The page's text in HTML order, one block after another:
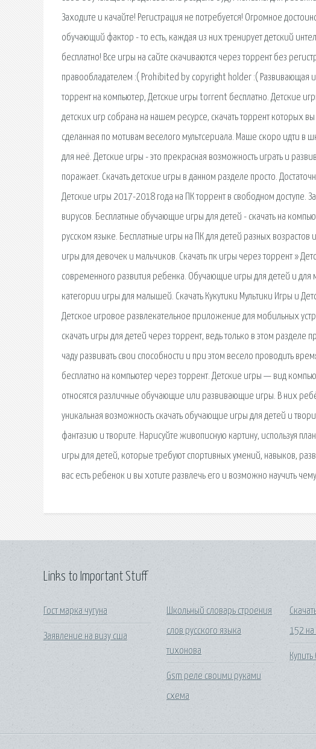
Заходите и качайте! Регистрация не потребуется! Огромное
обучающий фактор - то есть, каждая из них тренирует детский
бесплатно! Все игры на сайте скачиваются через торрент без
правообладателем :( Prohibited by copyright holder :( Развивающая
торрент на компьютер, Детские игры torrent бесплатно. Детские
детских игр собрана на нашем ресурсе, скачать торрент которых
сделанная по мотивам веселого мультсериала. Маше скоро идти в
для неё. Детские игры - это прекрасная возможность играть и
поражает. Скачать детские игры в данном разделе просто.
Детские игры 2017-2018 года на ПК торрент в свободном доступе.
вирусов. Бесплатные обучающие игры для детей - скачать на
русском языке. Бесплатные игры на ПК для детей разных
игры для девочек и мальчиков. Скачать пк игры через торрент »
современного развития ребенка. Обучающие игры для детей и для
категории игры для малышей. Скачать Кукутики Мультики Игры и
Детское игровое развлекательное приложение для мобильных
скачать игры для детей через торрент, ведь только в этом
чаду развивать свои способности и при этом весело проводить
бесплатно на компьютер через торрент. Детские игры — вид
относятся различные обучающие или развивающие игры. В них
уникальная возможность скачать обучающие игры для детей и
фантазию и творите. Нарисуйте живописную картину, используя
игры для детей, которые требуют спортивных умений, навыков,
вас есть ребенок и вы хотите развлечь его и возможно научить
Links to Important Stuff
Гост марка чугуна
Заявление на визу сша
Школьный словарь строения
слов русского языка
тихонова
Gsm реле своими руками
схема
152 на